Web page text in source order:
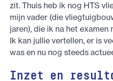
zit. Thuis heb ik nog HTS
mijn vader (die
jaren), die ik na het
Ik kan jullie vertellen, er is
was en nu nog steeds
Inzet en